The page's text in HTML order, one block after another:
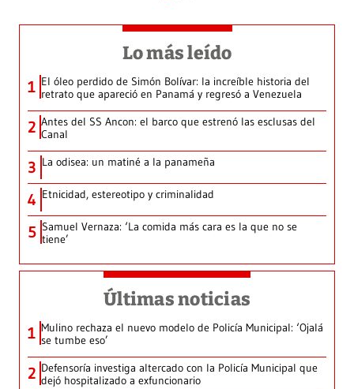
Lo más leído
1 El óleo perdido de Simón Bolívar: la increíble historia del
retrato que apareció en Panamá y regresó a Venezuela
2 Antes del SS Ancon: el barco que estrenó las esclusas del
Canal
3 La odisea: un matiné a la panameña
4 Etnicidad, estereotipo y criminalidad
5 Samuel Vernaza: ‘La comida más cara es la que no se
tiene’
Últimas noticias
1 Mulino rechaza el nuevo modelo de Policía Municipal: ‘Ojalá
se tumbe eso’
2 Defensoría investiga altercado con la Policía Municipal que
dejó hospitalizado a exfuncionario